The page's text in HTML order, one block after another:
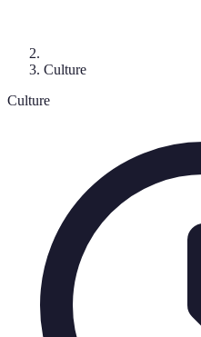
Culture
Culture